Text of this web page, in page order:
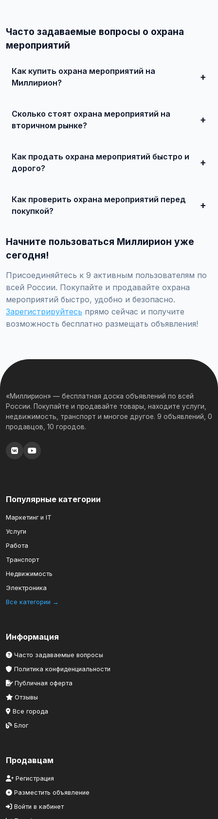
Часто задаваемые вопросы о охрана
мероприятий
Как купить охрана мероприятий на
Миллирион?
встрече и совершите сделку. Для дорогих автомобилей
рекомендуется провести независимую экспертизу.
Сколько стоят охрана мероприятий на
вторичном рынке?
представлены предложения от 50 000 ₽ до нескольких
миллионов рублей.
Как продать охрана мероприятий быстро и
дорого?
необходимости воспользуйтесь платным продвижением
— ваше объявление поднимется в топ.
Как проверить охрана мероприятий перед
покупкой?
технического состояния и проверки пробега.
Начните пользоваться Миллирион уже
сегодня!
Присоединяйтесь к 9 активным пользователям по
всей России. Покупайте и продавайте охрана
мероприятий быстро, удобно и безопасно.
Зарегистрируйтесь прямо сейчас и получите
возможность бесплатно размещать объявления!
«Миллирион» — бесплатная доска объявлений по всей
России. Покупайте и продавайте товары, находите услуги,
недвижимость, транспорт и многое другое. 9 объявлений, 0
продавцов, 10 городов.
Популярные категории
Маркетинг и IT
Услуги
Работа
Транспорт
Недвижимость
Электроника
Все категории →
Информация
Часто задаваемые вопросы
Политика конфиденциальности
Публичная оферта
Отзывы
Все города
Блог
Продавцам
Регистрация
Разместить объявление
Войти в кабинет